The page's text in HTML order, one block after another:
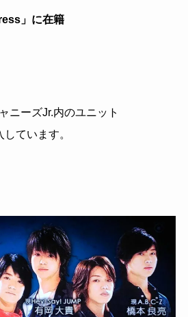
」に在籍
ニーズJr.内のユニット
しています。